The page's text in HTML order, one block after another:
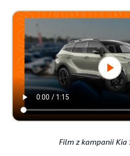
Film z kampanii Kia